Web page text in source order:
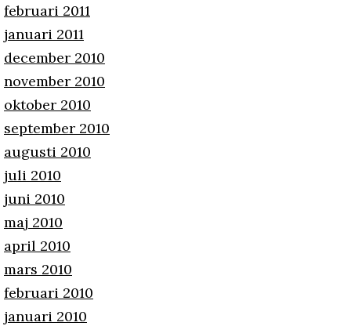
februari 2011
januari 2011
december 2010
november 2010
oktober 2010
september 2010
augusti 2010
juli 2010
juni 2010
maj 2010
april 2010
mars 2010
februari 2010
januari 2010